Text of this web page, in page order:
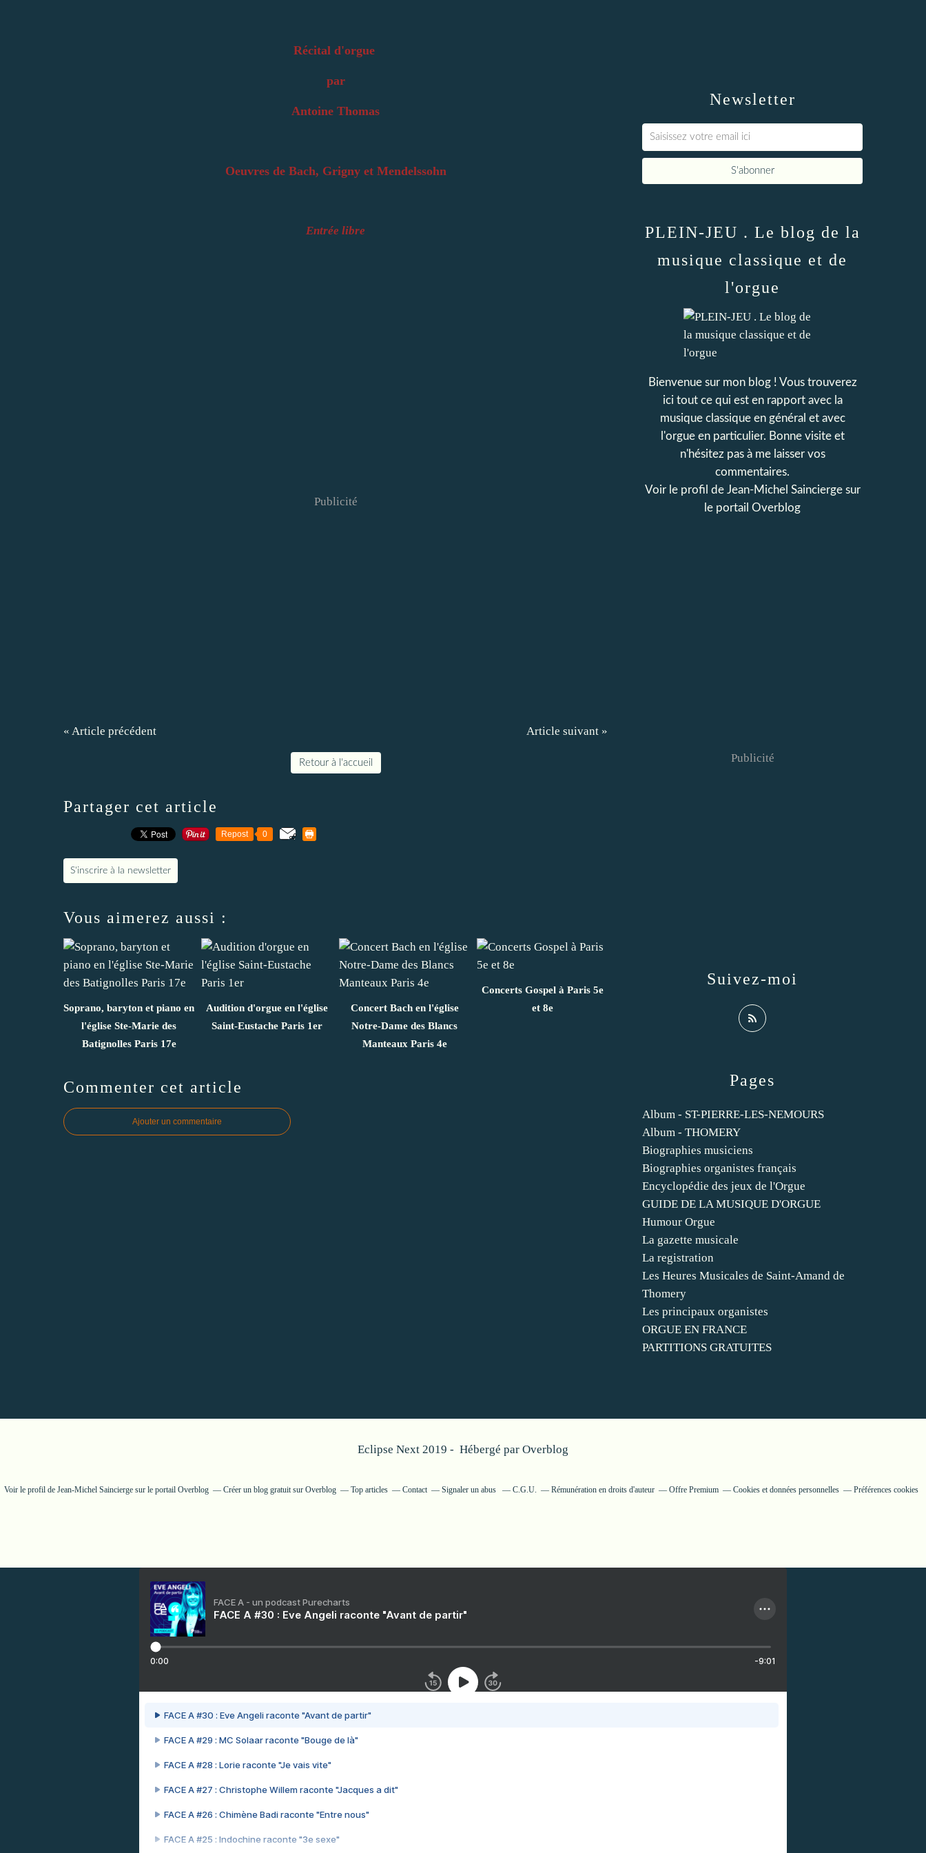
Récital d'orgue
par
Antoine Thomas
Oeuvres de Bach, Grigny et Mendelssohn
Entrée libre
Publicité
« Article précédent Article suivant »
Retour à l'accueil
Partager cet article
Repost 0
S'inscrire à la newsletter
Vous aimerez aussi :
Soprano, baryton et piano en
l'église Ste-Marie des
Batignolles Paris 17e
Audition d'orgue en l'église
Saint-Eustache Paris 1er
Concert Bach en l'église
Notre-Dame des Blancs
Manteaux Paris 4e
Concerts Gospel à Paris 5e
et 8e
Commenter cet article
Ajouter un commentaire
Newsletter
Pages
Album - ST-PIERRE-LES-NEMOURS
Album - THOMERY
Biographies musiciens
Biographies organistes français
Encyclopédie des jeux de l'Orgue
GUIDE DE LA MUSIQUE D'ORGUE
Humour Orgue
La gazette musicale
La registration
Les Heures Musicales de Saint-Amand de
Thomery
Les principaux organistes
ORGUE EN FRANCE
PARTITIONS GRATUITES
PLEIN-JEU . Le blog de la
musique classique et de
l'orgue
Bienvenue sur mon blog ! Vous trouverez
ici tout ce qui est en rapport avec la
musique classique en général et avec
l'orgue en particulier. Bonne visite et
n'hésitez pas à me laisser vos
commentaires.
Voir le profil de Jean-Michel Sainciergesur
le portail Overblog
Suivez-moi
Publicité
Eclipse Next 2019 - Hébergé par Overblog
Voir le profil de Jean-Michel Sainciergesur le portail Overblog Créer un blog gratuit sur Overblog Top articles Contact Signaler un abus C.G.U. Rémunération en droits d'auteur Offre Premium Cookies et données personnelles Préférences cookies
FACE A - un podcast Purecharts
FACE A #30 : Eve Angeli raconte "Avant de partir"
0:00 -9:01
FACE A #30 : Eve Angeli raconte "Avant de partir"
FACE A #29 : MC Solaar raconte "Bouge de là"
FACE A #28 : Lorie raconte "Je vais vite"
FACE A #27 : Christophe Willem raconte "Jacques a dit"
FACE A #26 : Chimène Badi raconte "Entre nous"
FACE A #25 : Indochine raconte "3e sexe"